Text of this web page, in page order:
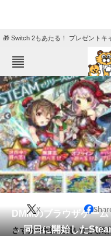
🎁 Switch 2もあたる！ プレゼントキ
ねとらぼメニュー
TOP
エンタメ
グルメ
住まい
動物
会員記事
DMMのブラウザゲー
→ 同日に開始した
X
さすが4年以上続いた人気